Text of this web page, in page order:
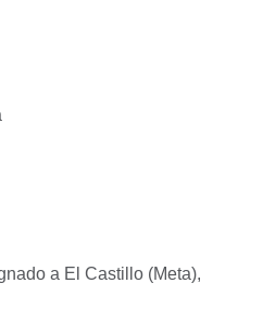
a El Castillo (Meta),